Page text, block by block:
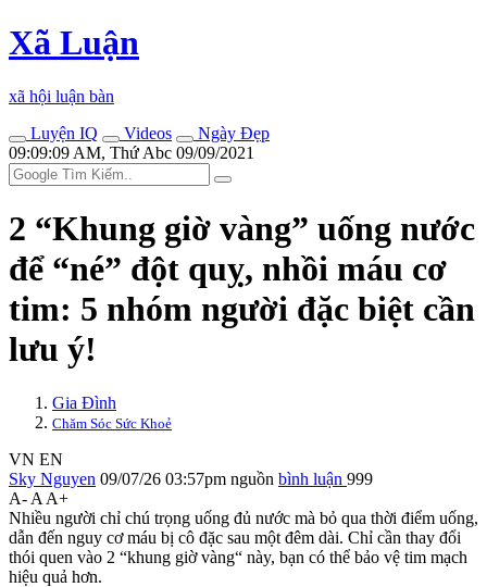
Xã Luận
xã hội luận bàn
Luyện IQ
Videos
Ngày Đẹp
09:09:09 AM, Thứ Abc 09/09/2021
2 “Khung giờ vàng” uống nước
để “né” đột quỵ, nhồi máu cơ
tim: 5 nhóm người đặc biệt cần
lưu ý!
Gia Đình
Chăm Sóc Sức Khoẻ
VN EN
Sky Nguyen 09/07/26 03:57pm nguồn bình luận 999
A- A A+
Nhiều người chỉ chú trọng uống đủ nước mà bỏ qua thời điểm uống,
dẫn đến nguy cơ máu bị cô đặc sau một đêm dài. Chỉ cần thay đổi
thói quen vào 2 “khung giờ vàng“ này, bạn có thể bảo vệ tim mạch
hiệu quả hơn.